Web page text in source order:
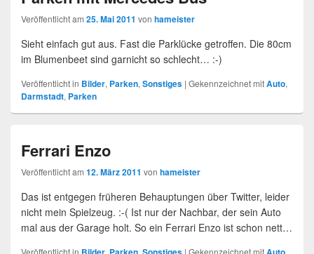
Veröffentlicht am 25. Mai 2011 von hameister
Sieht einfach gut aus. Fast die Parklücke getroffen. Die 80cm
im Blumenbeet sind garnicht so schlecht… :-)
Veröffentlicht in Bilder, Parken, Sonstiges | Gekennzeichnet mitAuto,
Darmstadt, Parken
Ferrari Enzo
Veröffentlicht am 12. März 2011 von hameister
Das ist entgegen früheren Behauptungen über Twitter, leider
nicht mein Spielzeug. :-( Ist nur der Nachbar, der sein Auto
mal aus der Garage holt. So ein Ferrari Enzo ist schon nett…
Veröffentlicht in , , | Gekennzeichnet mit